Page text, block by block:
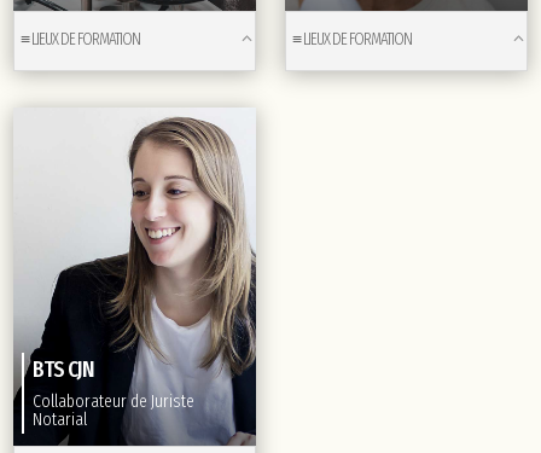
≡ LIEUX DE FORMATION ≡ LIEUX DE FORMATION
BTS CJN
Collaborateur de Juriste
Notarial